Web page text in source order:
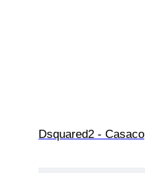
Dsquared2 - Casaco